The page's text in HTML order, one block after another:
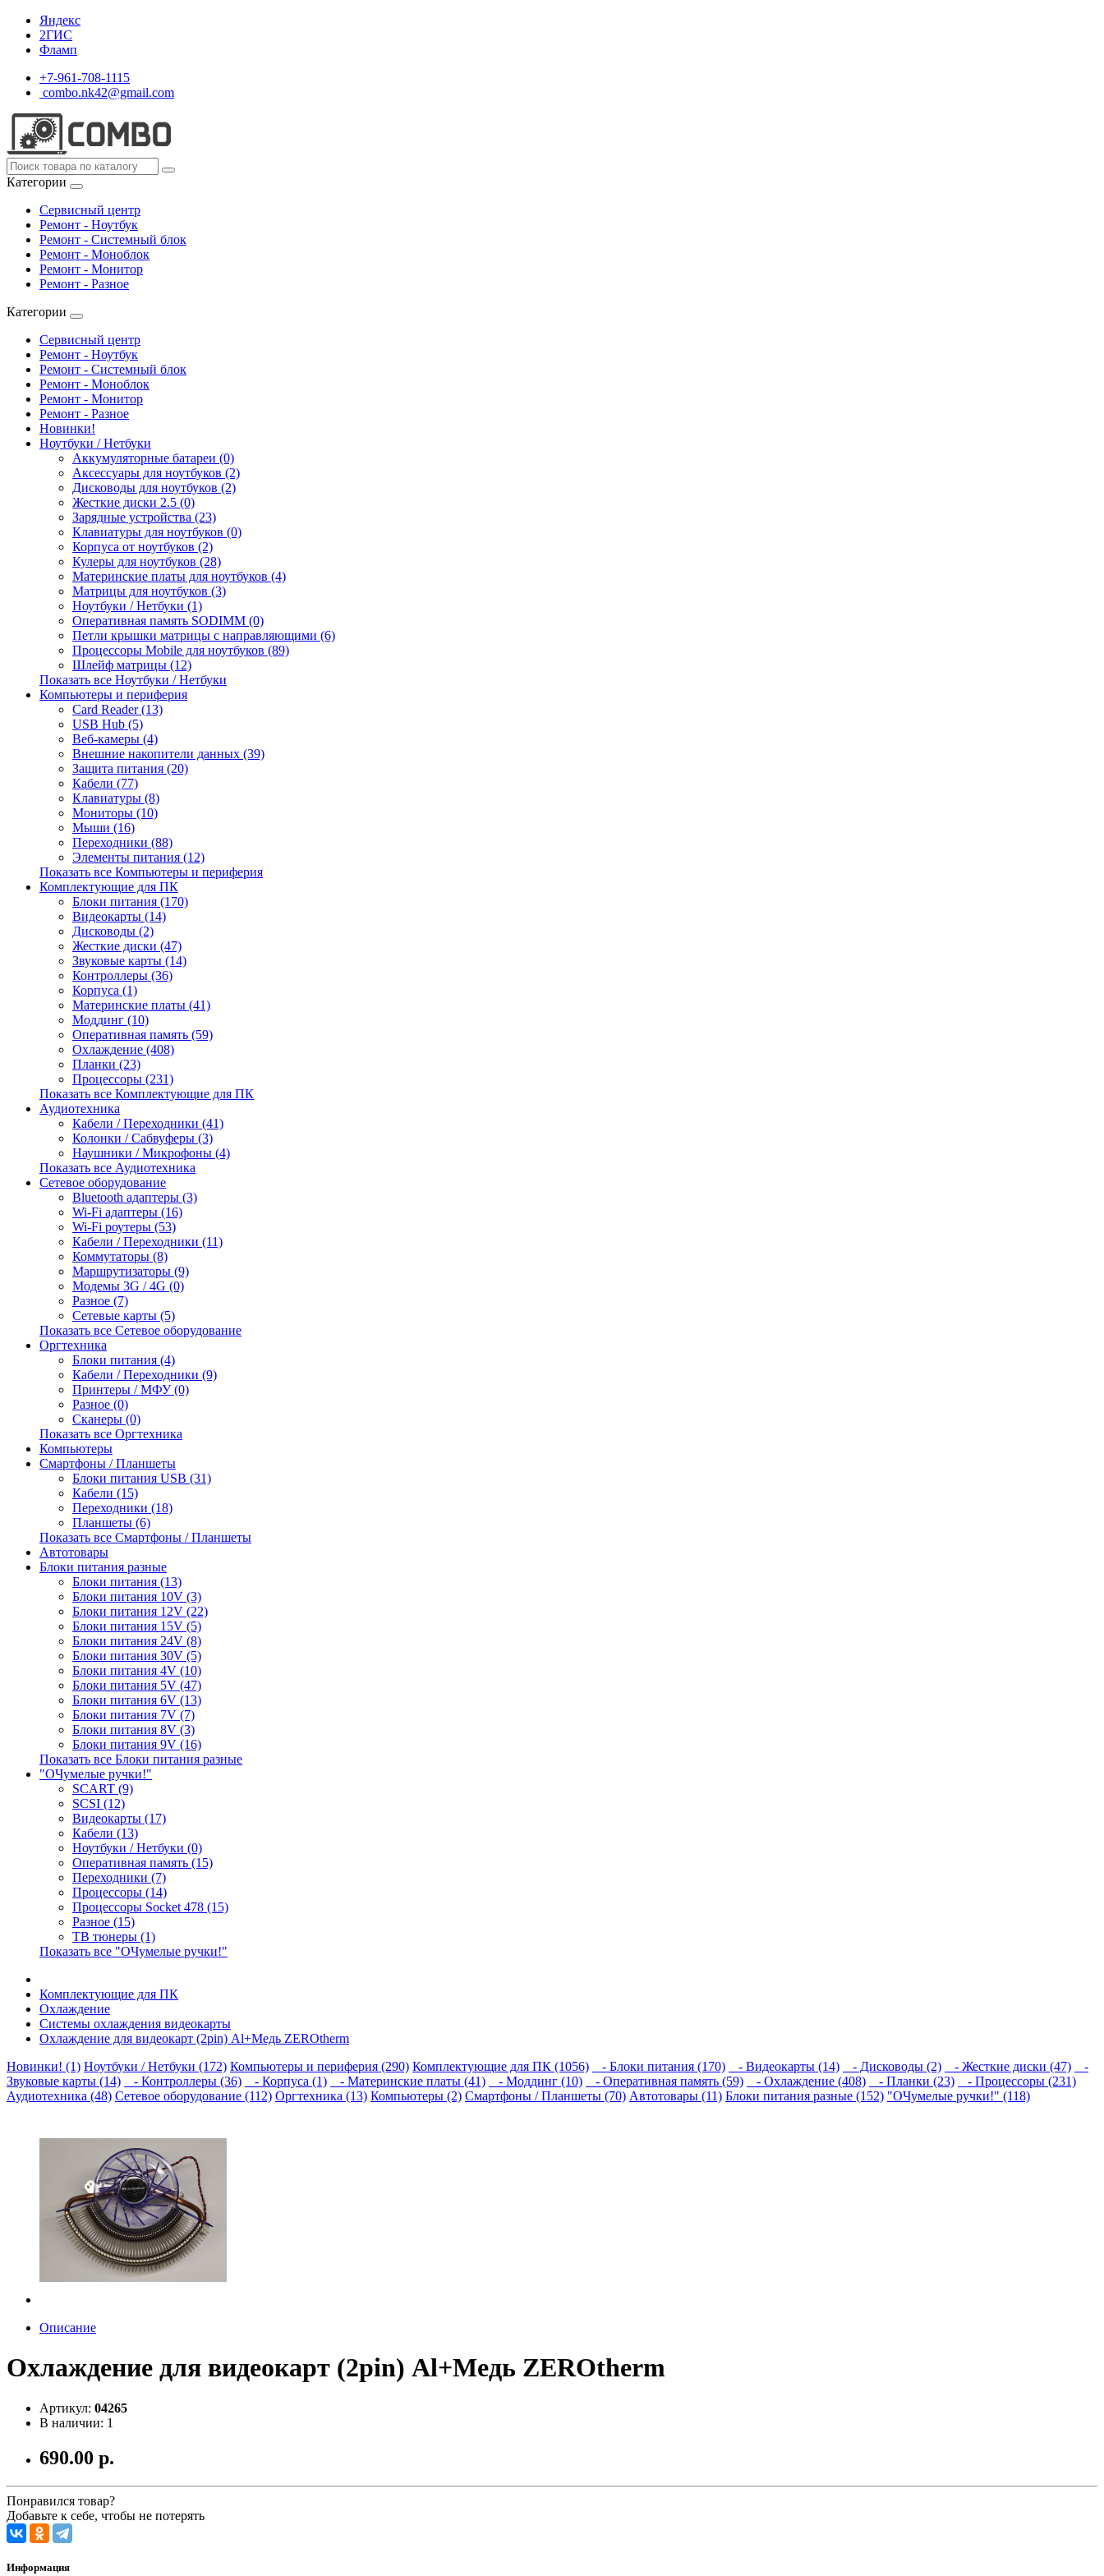
Яндекс
2ГИС
Фламп
+7-961-708-1115
combo.nk42@gmail.com
Категории
Сервисный центр
Ремонт - Ноутбук
Ремонт - Системный блок
Ремонт - Моноблок
Ремонт - Монитор
Ремонт - Разное
Категории
Сервисный центр
Ремонт - Ноутбук
Ремонт - Системный блок
Ремонт - Моноблок
Ремонт - Монитор
Ремонт - Разное
Новинки!
Ноутбуки / Нетбуки
Аккумуляторные батареи (0)
Аксессуары для ноутбуков (2)
Дисководы для ноутбуков (2)
Жесткие диски 2.5 (0)
Зарядные устройства (23)
Клавиатуры для ноутбуков (0)
Корпуса от ноутбуков (2)
Кулеры для ноутбуков (28)
Материнские платы для ноутбуков (4)
Матрицы для ноутбуков (3)
Ноутбуки / Нетбуки (1)
Оперативная память SODIMM (0)
Петли крышки матрицы с направляющими (6)
Процессоры Mobile для ноутбуков (89)
Шлейф матрицы (12)
Показать все Ноутбуки / Нетбуки
Компьютеры и периферия
Card Reader (13)
USB Hub (5)
Веб-камеры (4)
Внешние накопители данных (39)
Защита питания (20)
Кабели (77)
Клавиатуры (8)
Мониторы (10)
Мыши (16)
Переходники (88)
Элементы питания (12)
Показать все Компьютеры и периферия
Комплектующие для ПК
Блоки питания (170)
Видеокарты (14)
Дисководы (2)
Жесткие диски (47)
Звуковые карты (14)
Контроллеры (36)
Корпуса (1)
Материнские платы (41)
Моддинг (10)
Оперативная память (59)
Охлаждение (408)
Планки (23)
Процессоры (231)
Показать все Комплектующие для ПК
Аудиотехника
Кабели / Переходники (41)
Колонки / Сабвуферы (3)
Наушники / Микрофоны (4)
Показать все Аудиотехника
Сетевое оборудование
Bluetooth адаптеры (3)
Wi-Fi адаптеры (16)
Wi-Fi роутеры (53)
Кабели / Переходники (11)
Коммутаторы (8)
Маршрутизаторы (9)
Модемы 3G / 4G (0)
Разное (7)
Сетевые карты (5)
Показать все Сетевое оборудование
Оргтехника
Блоки питания (4)
Кабели / Переходники (9)
Принтеры / МФУ (0)
Разное (0)
Сканеры (0)
Показать все Оргтехника
Компьютеры
Смартфоны / Планшеты
Блоки питания USB (31)
Кабели (15)
Переходники (18)
Планшеты (6)
Показать все Смартфоны / Планшеты
Автотовары
Блоки питания разные
Блоки питания (13)
Блоки питания 10V (3)
Блоки питания 12V (22)
Блоки питания 15V (5)
Блоки питания 24V (8)
Блоки питания 30V (5)
Блоки питания 4V (10)
Блоки питания 5V (47)
Блоки питания 6V (13)
Блоки питания 7V (7)
Блоки питания 8V (3)
Блоки питания 9V (16)
Показать все Блоки питания разные
"ОЧумелые ручки!"
SCART (9)
SCSI (12)
Видеокарты (17)
Кабели (13)
Ноутбуки / Нетбуки (0)
Оперативная память (15)
Переходники (7)
Процессоры (14)
Процессоры Socket 478 (15)
Разное (15)
ТВ тюнеры (1)
Показать все "ОЧумелые ручки!"
Комплектующие для ПК
Охлаждение
Системы охлаждения видеокарты
Охлаждение для видеокарт (2pin) Al+Медь ZEROtherm
Новинки! (1) Ноутбуки / Нетбуки (172) Компьютеры и периферия (290) Комплектующие для ПК (1056) - Блоки питания (170) - Видеокарты (14) - Дисководы (2) - Жесткие диски (47)
-
Звуковые карты (14)
- Контроллеры (36) - Корпуса (1) - Материнские платы (41) - Моддинг (10) - Оперативная память (59) - Охлаждение (408) - Планки (23)
- Процессоры (231)
Аудиотехника (48) Сетевое оборудование (112) Оргтехника (13) Компьютеры (2) Смартфоны / Планшеты (70) Автотовары (11) Блоки питания разные (152) "ОЧумелые ручки!" (118)
Описание
Охлаждение для видеокарт (2pin) Al+Медь ZEROtherm
Артикул: 04265
В наличии: 1
690.00 р.
Понравился товар?
Добавьте к себе, чтобы не потерять
Информация